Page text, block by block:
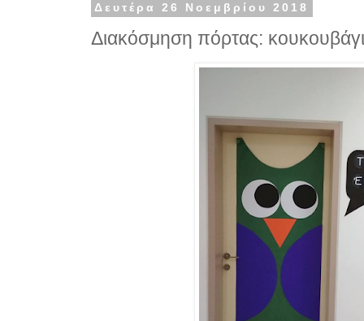
Δευτέρα 26 Νοεμβρίου 2018
Διακόσμηση πόρτας: